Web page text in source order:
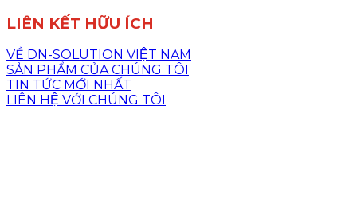
LIÊN KẾT HỮU ÍCH
VỀ DN-SOLUTION VIỆT NAM
SẢN PHẨM CỦA CHÚNG TÔI
TIN TỨC MỚI NHẤT
LIÊN HỆ VỚI CHÚNG TÔI